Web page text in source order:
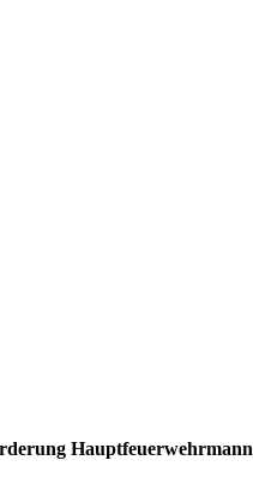
Hauptfeuerwehrmann